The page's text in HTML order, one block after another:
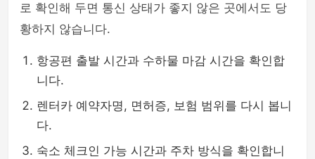
로 확인해 두면 통신 상태가 좋지 않은 곳에서도 당
황하지 않습니다.
항공편 출발 시간과 수하물 마감 시간을 확인합
니다.
렌터카 예약자명, 면허증, 보험 범위를 다시 봅니
다.
숙소 체크인 가능 시간과 주차 방식을 확인합니